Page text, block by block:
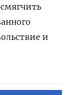
и